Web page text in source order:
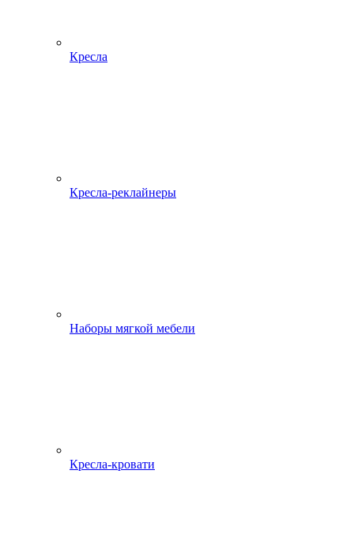
Кресла
Кресла-реклайнеры
Наборы мягкой мебели
Кресла-кровати